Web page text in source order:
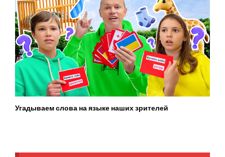
Угадываем слова на языке наших зрителей